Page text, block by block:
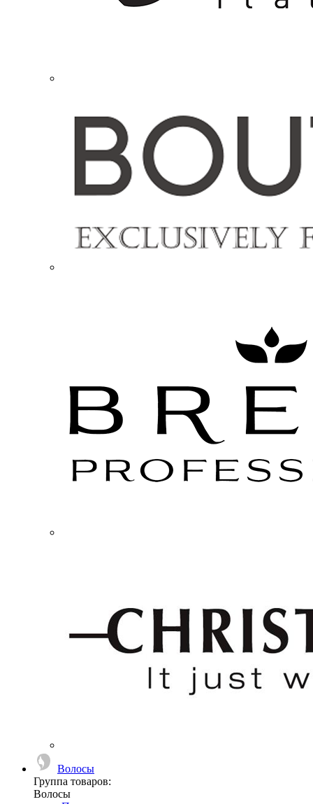
Волосы
Группа товаров:
Волосы